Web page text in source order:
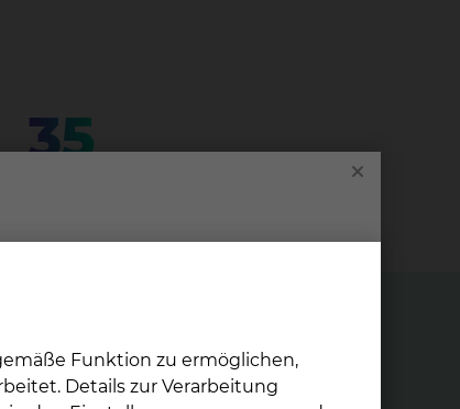
35
Funktion zu ermöglichen,
Details zur Verarbeitung